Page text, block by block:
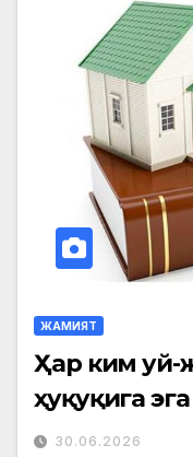
ЖАМИЯТ
Ҳар ким
ҳуқуқига эга
30.06.2026